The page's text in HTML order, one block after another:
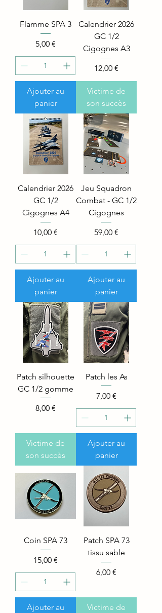
Flamme SPA 3
Price
5,00 €
Ajouter au
panier
Calendrier 2026
GC 1/2
Cigognes A3
Price
12,00 €
Victime de
son succès
Calendrier 2026
GC 1/2
Cigognes A4
Price
10,00 €
Ajouter au
panier
Jeu Squadron
Combat - GC 1/2
Cigognes
Price
59,00 €
Ajouter au
panier
Patch silhouette
GC 1/2 gomme
Price
8,00 €
Victime de
son succès
Patch les As
Price
7,00 €
Ajouter au
panier
Coin SPA 73
Price
15,00 €
Ajouter au
Patch SPA 73
tissu sable
Price
6,00 €
Victime de